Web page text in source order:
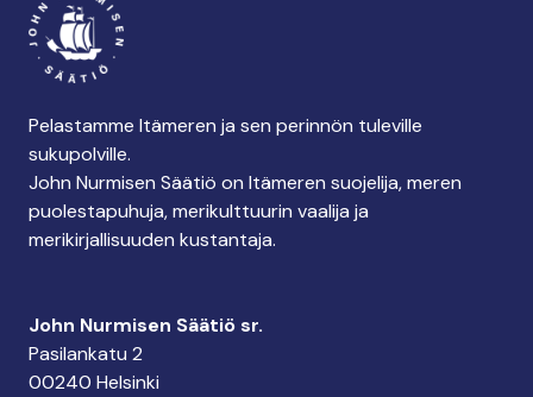
Pelastamme Itämeren ja sen perinnön tuleville
sukupolville.
John Nurmisen Säätiö on Itämeren suojelija, meren
puolestapuhuja, merikulttuurin vaalija ja
merikirjallisuuden kustantaja.
John Nurmisen Säätiö sr.
Pasilankatu 2
00240 Helsinki